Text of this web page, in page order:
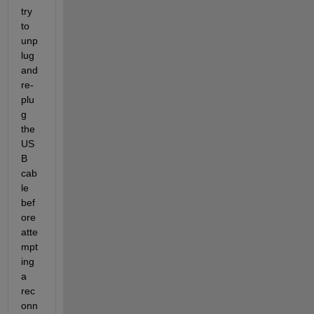
try
to
unp
lug
and
re-
plu
g
the
US
B
cab
le
bef
ore
atte
mpt
ing
a
rec
onn